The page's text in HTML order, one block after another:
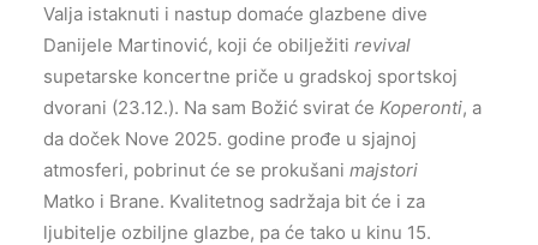
Valja istaknuti i nastup domaće glazbene dive
Danijele Martinović, koji će obilježiti revival
supetarske koncertne priče u gradskoj sportskoj
dvorani (23.12.). Na sam Božić svirat će Koperonti, a
da doček Nove 2025. godine prođe u sjajnoj
atmosferi, pobrinut će se prokušani majstori
Matko i Brane. Kvalitetnog sadržaja bit će i za
ljubitelje ozbiljne glazbe, pa će tako u kinu 15.